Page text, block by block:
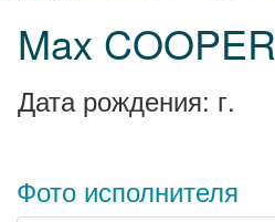
Max COOPER
Дата рождения: г.
Фото исполнителя